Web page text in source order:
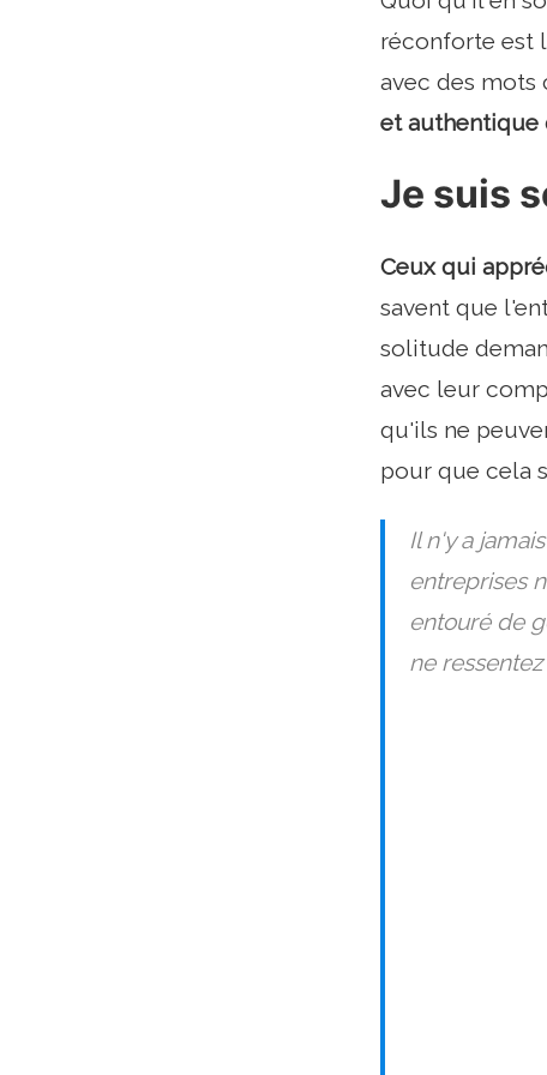
réconforte est
avec des mots
et authentique
Je suis
Ceux qui
savent que
solitude
avec leur
qu'ils ne
pour que cela
Il n'y a
entreprises
entouré de
ne